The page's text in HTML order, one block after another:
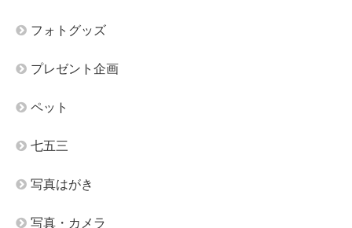
フォトグッズ
プレゼント企画
ペット
七五三
写真はがき
写真・カメラ